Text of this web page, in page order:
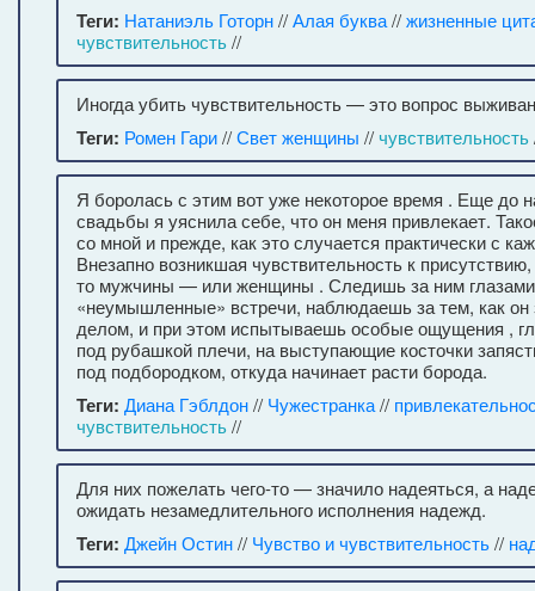
Теги: Натаниэль Готорн//Алая буква//жизненные
чувствительность//
Иногда убить чувствительность — это вопрос
Теги: Ромен Гари//Свет женщины //чувствительность
Я боролась с этим вот уже некоторое время . Еще до
свадьбы я уяснила себе, что он меня привлекает.
со мной и прежде, как это случается практически с
Внезапно возникшая чувствительность к
то мужчины — или женщины . Следишь за ним
«неумышленные» встречи, наблюдаешь за тем, как он
делом, и при этом испытываешь особые ощущения ,
под рубашкой плечи, на выступающие косточки
под подбородком, откуда начинает расти борода.
Теги: Диана Гэблдон// Чужестранка//
чувствительность//
Для них пожелать чего-то — значило надеяться, а
ожидать незамедлительного исполнения надежд.
Теги: Джейн Остин// Чувство и чувствительность//